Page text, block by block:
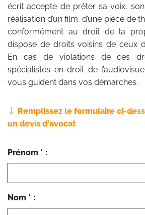
écrit accepte de prêter sa voix,
réalisation d’un film, d’une pièce de
conformément au droit de la
dispose de droits voisins de ceux
En cas de violations de ces
spécialistes en droit de
vous guident dans vos démarches.
Remplissez le formulaire ci-
un devis d'avocat
Prénom * :
Nom * :